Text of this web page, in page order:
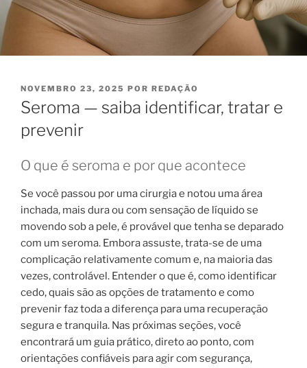
PUBLICADO
EM
NOVEMBRO 23, 2025 POR REDAÇÃO
Seroma — saiba identificar, tratar e
prevenir
O que é seroma e por que acontece
Se você passou por uma cirurgia e notou uma área
inchada, mais dura ou com sensação de líquido se
movendo sob a pele, é provável que tenha se deparado
com um seroma. Embora assuste, trata-se de uma
complicação relativamente comum e, na maioria das
vezes, controlável. Entender o que é, como identificar
cedo, quais são as opções de tratamento e como
prevenir faz toda a diferença para uma recuperação
segura e tranquila. Nas próximas seções, você
encontrará um guia prático, direto ao ponto, com
orientações confiáveis para agir com segurança,